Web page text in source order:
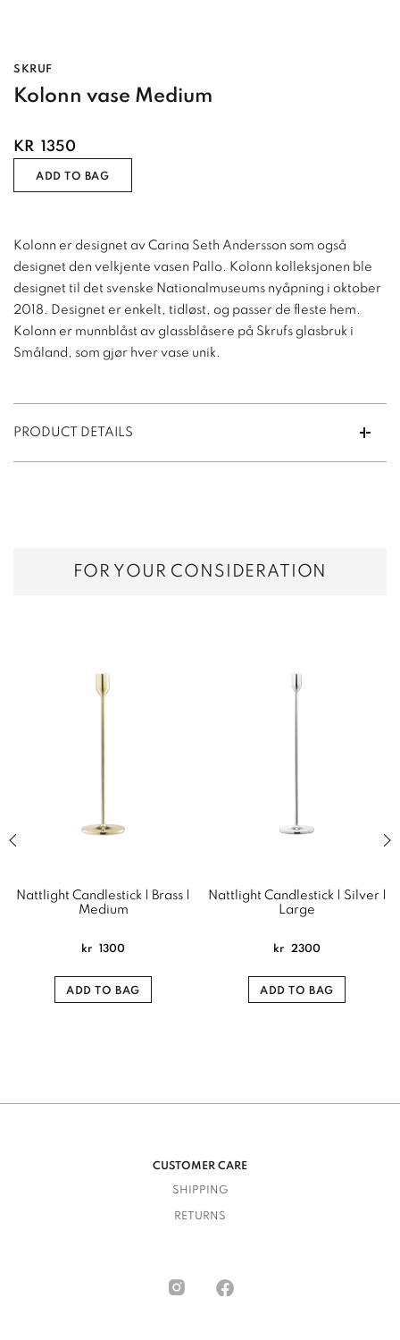
SKRUF
Kolonn vase Medium
KR 1350
ADD TO BAG
Kolonn er designet av Carina Seth Andersson som også
designet den velkjente vasen Pallo. Kolonn kolleksjonen ble
designet til det svenske Nationalmuseums nyåpning i oktober
2018. Designet er enkelt, tidløst, og passer de fleste hem.
Kolonn er munnblåst av glassblåsere på Skrufs glasbruk i
Småland, som gjør hver vase unik.
PRODUCT DETAILS
FOR YOUR CONSIDERATION
slide of related products slider
Nattlight Candlestick | Brass |
Medium
kr 1300
ADD TO BAG
Nattlight Candlestick | Silver |
Large
kr 2300
ADD TO BAG
CUSTOMER CARE
SHIPPING
RETURNS